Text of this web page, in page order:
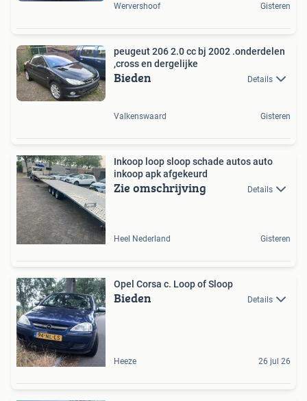
Wervershoof Gisteren
peugeut 206 2.0 cc bj 2002 .onderdelen
,cross en dergelijke
Bieden Details
Valkenswaard Gisteren
Inkoop loop sloop schade autos auto
inkoop apk afgekeurd
Zie omschrijving Details
Heel Nederland Gisteren
Opel Corsa c. Loop of Sloop
Bieden Details
Heeze 26 jul 26